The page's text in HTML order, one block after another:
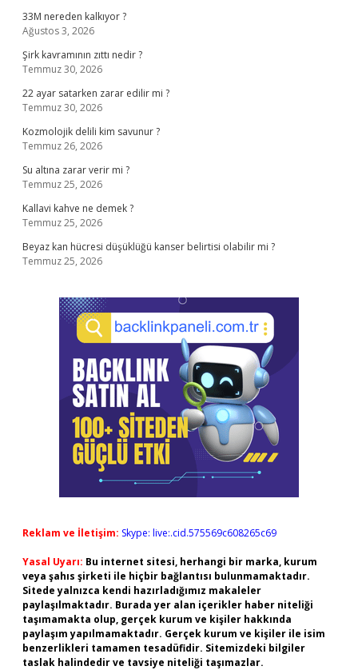
33M nereden kalkıyor ?
Ağustos 3, 2026
Şirk kavramının zıttı nedir ?
Temmuz 30, 2026
22 ayar satarken zarar edilir mi ?
Temmuz 30, 2026
Kozmolojik delili kim savunur ?
Temmuz 26, 2026
Su altına zarar verir mi ?
Temmuz 25, 2026
Kallavi kahve ne demek ?
Temmuz 25, 2026
Beyaz kan hücresi düşüklüğü kanser belirtisi olabilir mi ?
Temmuz 25, 2026
Reklam ve İletişim: Skype: live:.cid.575569c608265c69
Yasal Uyarı: Bu internet sitesi, herhangi bir marka, kurum
veya şahıs şirketi ile hiçbir bağlantısı bulunmamaktadır.
Sitede yalnızca kendi hazırladığımız makaleler
paylaşılmaktadır. Burada yer alan içerikler haber niteliği
taşımamakta olup, gerçek kurum ve kişiler hakkında
paylaşım yapılmamaktadır. Gerçek kurum ve kişiler ile isim
benzerlikleri tamamen tesadüfidir. Sitemizdeki bilgiler
taslak halindedir ve tavsiye niteliği taşımazlar.